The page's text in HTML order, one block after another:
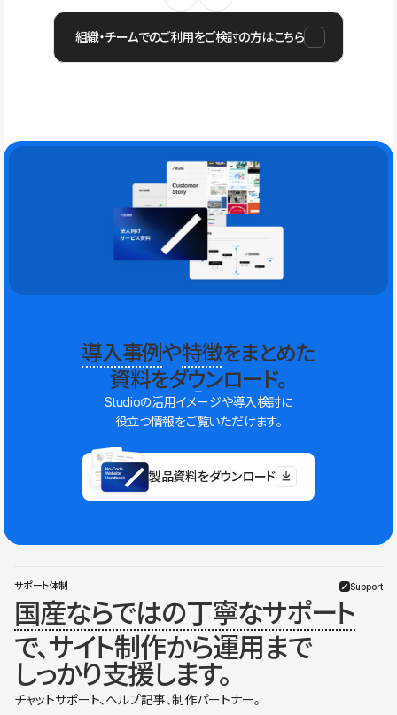
組織・チームでのご利用をご検討の方はこちら
導入事例や特徴をまとめた
資料をダウンロード。
Studioの活用イメージや導入検討に
役立つ情報をご覧いただけます。
製品資料をダウンロード
サポート体制 Support
国産ならではの丁寧なサポート
で、サイト制作から運用まで
しっかり支援します。
チャットサポート、ヘルプ記事、制作パートナー。